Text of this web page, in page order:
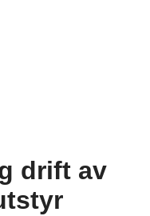
drift av